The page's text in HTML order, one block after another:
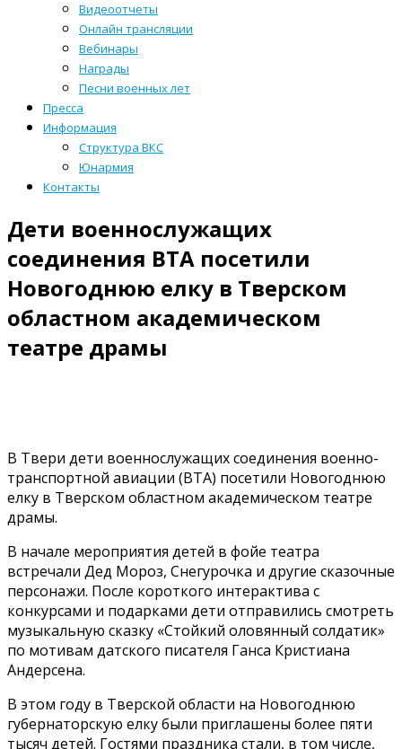
Видеоотчеты
Онлайн трансляции
Вебинары
Награды
Песни военных лет
Пресса
Информация
Структура ВКС
Юнармия
Контакты
Дети военнослужащих
соединения ВТА посетили
Новогоднюю елку в Тверском
областном академическом
театре драмы
В Твери дети военнослужащих соединения военно-
транспортной авиации (ВТА) посетили Новогоднюю
елку в Тверском областном академическом театре
драмы.
В начале мероприятия детей в фойе театра
встречали Дед Мороз, Снегурочка и другие сказочные
персонажи. После короткого интерактива с
конкурсами и подарками дети отправились смотреть
музыкальную сказку «Стойкий оловянный солдатик»
по мотивам датского писателя Ганса Кристиана
Андерсена.
В этом году в Тверской области на Новогоднюю
губернаторскую елку были приглашены более пяти
тысяч детей. Гостями праздника стали, в том числе,